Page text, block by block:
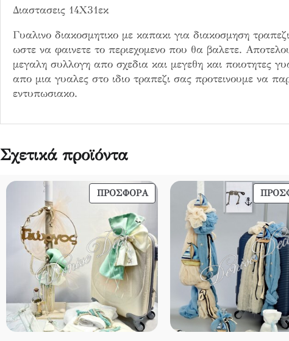
κ
τ
η
α
Διαστασεις 14Χ31εκ
Γυαλινο διακοσμητικο με καπακι για διακοσμηση
ωστε να φαινετε το περιεχομενο που θα βαλετε.
μεγαλη συλλογη απο σχεδια και μεγεθη και ποιοτητες
απο μια γυαλες στο ιδιο τραπεζι σας προτεινουμε να
εντυπωσιακο.
Σχετικά προϊόντα
ΠΡΟΣΦΟΡΆΠΡΟΪΌΝ
ΠΡΟΣΦΟΡΆ